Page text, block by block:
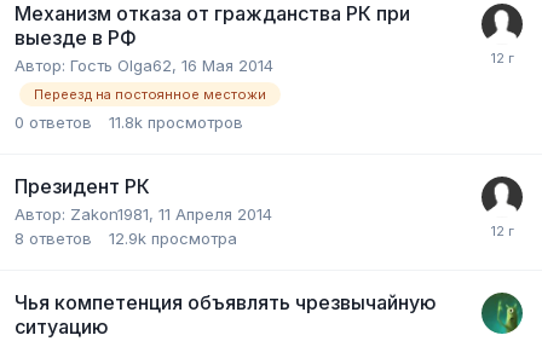
Механизм отказа от гражданства РК при
выезде в РФ
Автор: Гость Olga62, 16 Мая 2014
Переезд на постоянное местожи
0 ответов 11.8k просмотров
Президент РК
Автор: Zakon1981, 11 Апреля 2014
8 ответов 12.9k просмотра
Чья компетенция объявлять чрезвычайную
ситуацию